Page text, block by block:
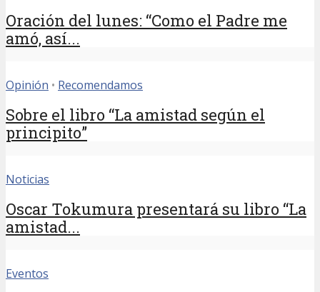
Oración del lunes: “Como el Padre me
amó, así...
Opinión • Recomendamos
Sobre el libro “La amistad según el
principito”
Noticias
Oscar Tokumura presentará su libro “La
amistad...
Eventos